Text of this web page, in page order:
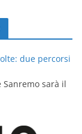
due percorsi
sarà il